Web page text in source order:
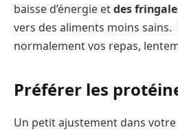
baisse d’énergie etdes
vers des aliments moins sains.
normalement vos repas,
Préférer les
Un petit ajustement dans